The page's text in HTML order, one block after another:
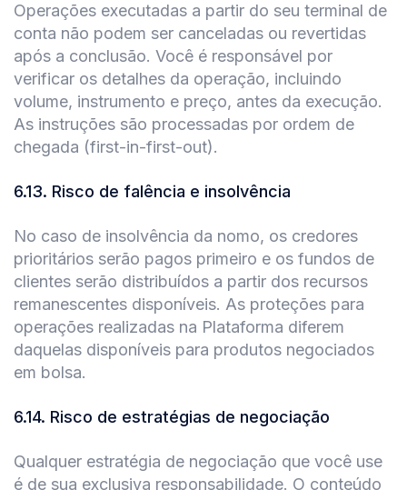
Operações executadas a partir do seu terminal de
conta não podem ser canceladas ou revertidas
após a conclusão. Você é responsável por
verificar os detalhes da operação, incluindo
volume, instrumento e preço, antes da execução.
As instruções são processadas por ordem de
chegada (first-in-first-out).
6.13. Risco de falência e insolvência
No caso de insolvência da nomo, os credores
prioritários serão pagos primeiro e os fundos de
clientes serão distribuídos a partir dos recursos
remanescentes disponíveis. As proteções para
operações realizadas na Plataforma diferem
daquelas disponíveis para produtos negociados
em bolsa.
6.14. Risco de estratégias de negociação
Qualquer estratégia de negociação que você use
é de sua exclusiva responsabilidade. O conteúdo